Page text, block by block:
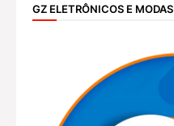
GZ ELETRÔNICOS E MODAS